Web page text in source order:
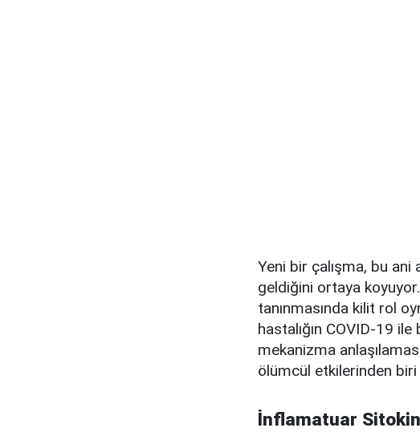
Yeni bir çalışma, bu ani
geldiğini ortaya
tanınmasında kilit rol
hastalığın COVID-19
mekanizma
ölümcül etkilerinden
İnflamatuar